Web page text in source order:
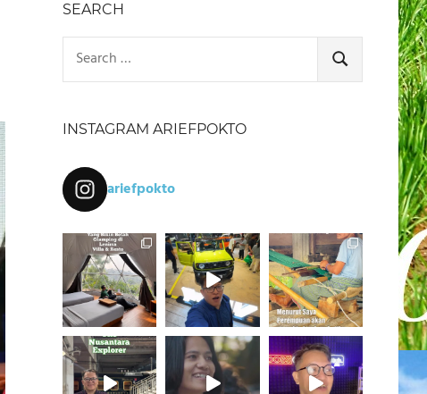
SEARCH
Search
for:
SEARCH
INSTAGRAM ARIEFPOKTO
ariefpokto